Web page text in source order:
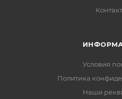
Условия
Политика
Наши